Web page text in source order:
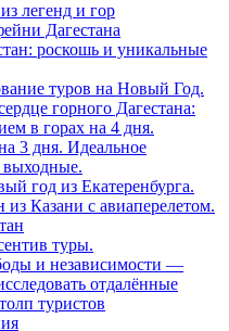
легенд и гор
Дагестана
роскошь и уникальные
туров на Новый Год.
горного Дагестана:
в горах на 4 дня.
3 дня. Идеальное
выходные.
год из Екатеренбурга.
из Казани с авиаперелетом.
туры.
и независимости —
отдалённые
туристов